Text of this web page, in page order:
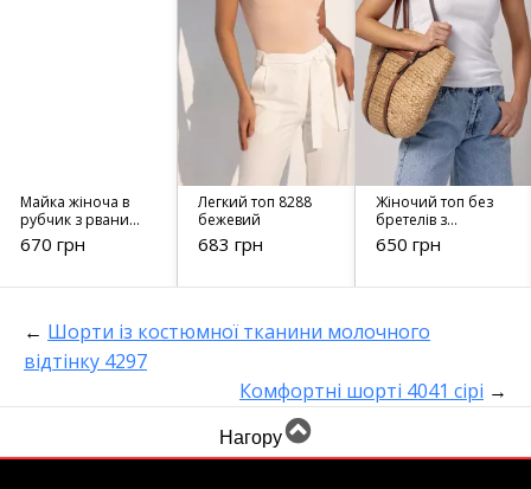
Майка жіноча в
рубчик з рваним
декором - 4551
хакі
670 грн
Легкий топ 8288
бежевий
683 грн
Жіночий топ без
бретелів з
асиметричним
низом – 241022
650 грн
← Шорти із костюмної тканини молочного
відтінку 4297
Комфортні шорті 4041 сірі →
Нагору